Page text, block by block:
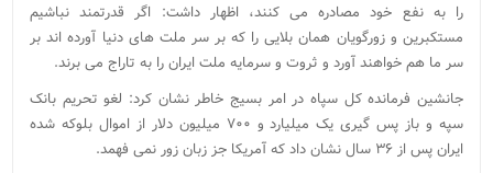
را به نفع خود مصادره می کنند، اظهار داشت: اگر قدرتمند نباشیم
مستکبرین و زورگویان همان بلایی را که بر سر ملت های دنیا آورده اند بر
سر ما هم خواهند آورد و ثروت و سرمایه ملت ایران را به تاراج می برند.
جانشین فرمانده کل سپاه در امر بسیج خاطر نشان کرد: لغو تحریم بانک
سپه و باز پس گیری یک میلیارد و ۷۰۰ میلیون دلار از اموال بلوکه شده
ایران پس از ۳۶ سال نشان داد که آمریکا جز زبان زور نمی فهمد.